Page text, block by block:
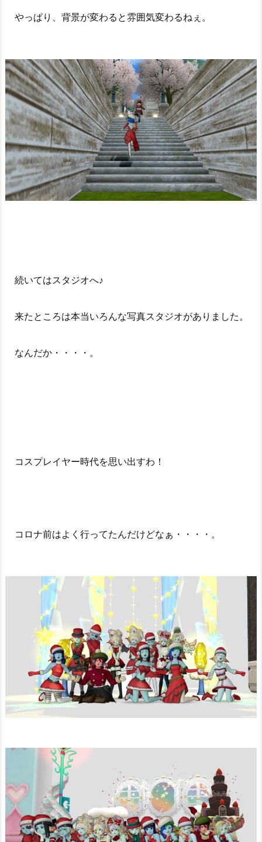
やっぱり、背景が変わると雰囲気変わるねぇ。
続いてはスタジオへ♪
来たところは本当いろんな写真スタジオがありました。
なんだか・・・・。
コスプレイヤー時代を思い出すわ！
コロナ前はよく行ってたんだけどなぁ・・・・。